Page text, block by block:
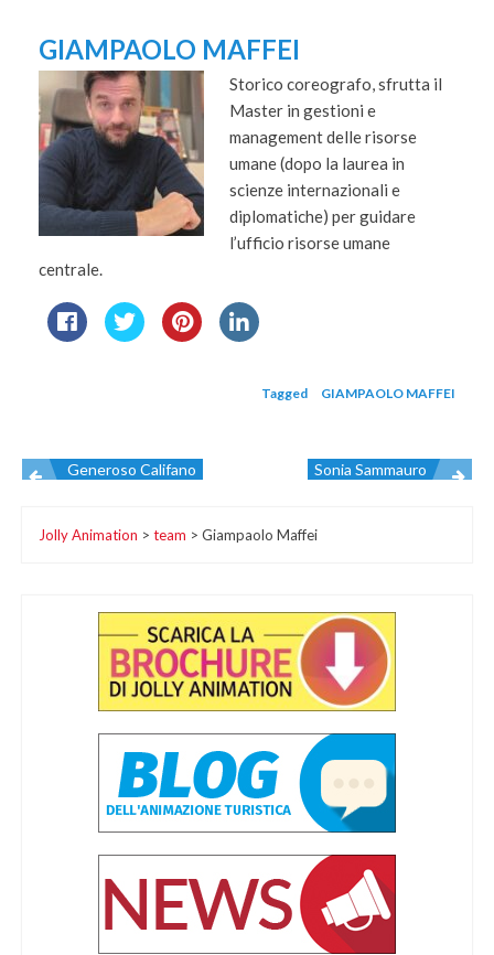
GIAMPAOLO MAFFEI
Storico coreografo, sfrutta il
Master in gestioni e
management delle risorse
umane (dopo la laurea in
scienze internazionali e
diplomatiche) per guidare
l’ufficio risorse umane
centrale.
Tagged GIAMPAOLO MAFFEI
Navigazione
Generoso Califano Sonia Sammauro
Jolly Animation > team > Giampaolo Maffei